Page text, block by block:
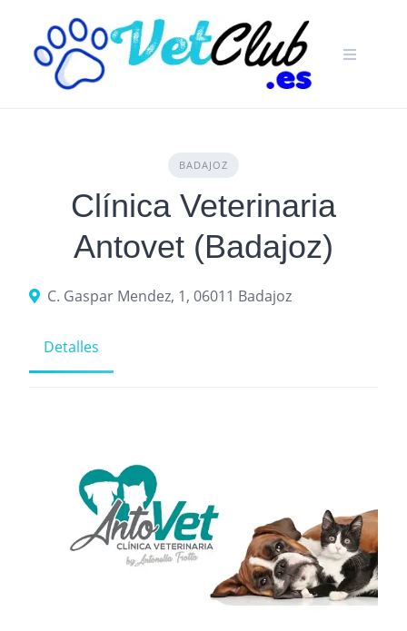
content
BADAJOZ
Clínica Veterinaria
Antovet (Badajoz)
C. Gaspar Mendez, 1, 06011 Badajoz
Detalles